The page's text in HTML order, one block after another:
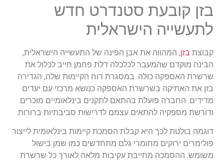
בזן קובעת סטנדרט חדש
לתעשייה הישראלית
קבוצת בזן, המהווה את אבן הפינה של התעשייה הישראלית,
הבינה מוקדם שהמעבר לכלכלה דלת פחמן חייב לכלול את
שרשרת האספקה כולה. במסגרת דוח הקיימות שלה, הגדירה
בזן את האתיקה בשרשרת האספקה כנושא מרכזי עם יעדים
מדידים. החברה פועלת בהתאם לתקנים בינלאומיים מוכרים
ודורשת מספקיה להתאים עצמם לדרישות סביבתיות ברורות.
דוגמה בולטת לכך היא קבלת הסמכת קיימות בינלאומית לייצור
פולימרים ירוקים מחומרי גלם מתחדשים כמו שמן בישול
משומש. ההסמכה מחייבת עקיבות מלאה לאורך כל שרשרת